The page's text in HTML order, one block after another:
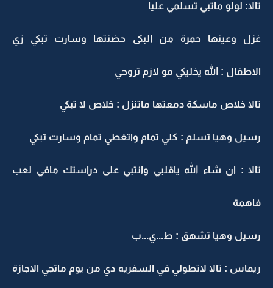
تالا: لولو ماتبي تسلمي عليا
غزل وعينها حمرة من البكى حضنتها وسارت تبكي زي
الاطفال : الله يخليكي مو لازم تروحي
تالا خلاص ماسكة دمعتها ماتنزل : خلاص لا تبكي
رسيل وهيا تسلم : كلي تمام واتغطي تمام وسارت تبكي
تالا : ان شاء الله ياقلبي وانتبي على دراستك مافي لعب
فاهمة
رسيل وهيا تشهق : ط...ي...ب
ريماس : تالا لاتطولي في السفريه دي من يوم ماتجي الاجازة